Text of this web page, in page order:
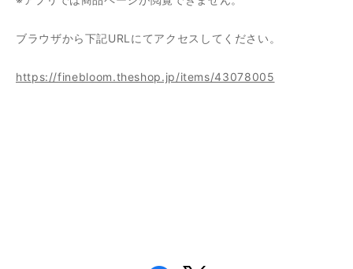
ブラウザから下記URLにてアクセスしてください。
https://finebloom.theshop.jp/items/43078005